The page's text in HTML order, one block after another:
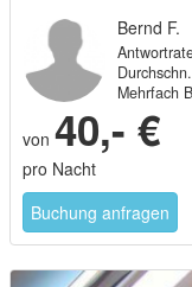
Bernd F.
Mehrfach
von 40,- €
pro Nacht
Buchung anfragen